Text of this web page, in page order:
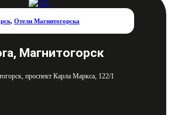
, Отели Магнитогорска
Магнитогорск
проспект Карла Маркса, 122/1